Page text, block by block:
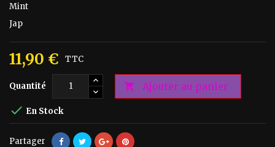
Mint
Jap
11,90 € TTC
Quantité  Ajouter au panier
 En Stock
Partager